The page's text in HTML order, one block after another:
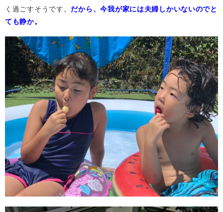
く過ごすそうです。 だから、今我が家には夫婦しかいないのでと
ても静か。